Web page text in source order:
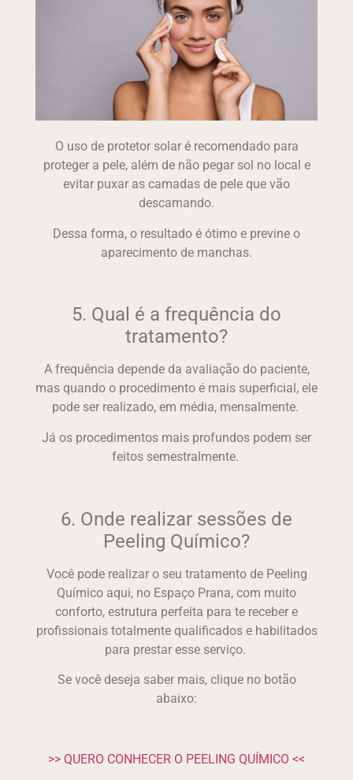
O uso de protetor solar é recomendado para
proteger a pele, além de não pegar sol no local e
evitar puxar as camadas de pele que vão
descamando.
Dessa forma, o resultado é ótimo e previne o
aparecimento de manchas.
5. Qual é a frequência do
tratamento?
A frequência depende da avaliação do paciente,
mas quando o procedimento é mais superficial, ele
pode ser realizado, em média, mensalmente.
Já os procedimentos mais profundos podem ser
feitos semestralmente.
6. Onde realizar sessões de
Peeling Químico?
Você pode realizar o seu tratamento de Peeling
Químico aqui, no Espaço Prana, com muito
conforto, estrutura perfeita para te receber e
profissionais totalmente qualificados e habilitados
para prestar esse serviço.
Se você deseja saber mais, clique no botão
abaixo:
>> QUERO CONHECER O PEELING QUÍMICO <<